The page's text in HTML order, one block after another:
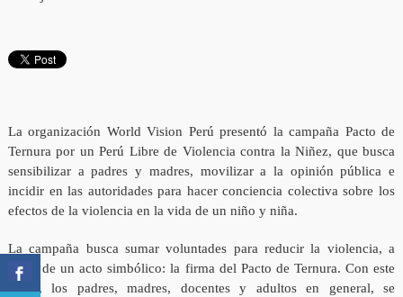
La organización World Vision Perú presentó la campaña Pacto de
Ternura por un Perú Libre de Violencia contra la Niñez, que busca
sensibilizar a padres y madres, movilizar a la opinión pública e
incidir en las autoridades para hacer conciencia colectiva sobre los
efectos de la violencia en la vida de un niño y niña.
La campaña busca sumar voluntades para reducir la violencia, a
partir de un acto simbólico: la firma del Pacto de Ternura. Con este
Pacto, los padres, madres, docentes y adultos en general, se